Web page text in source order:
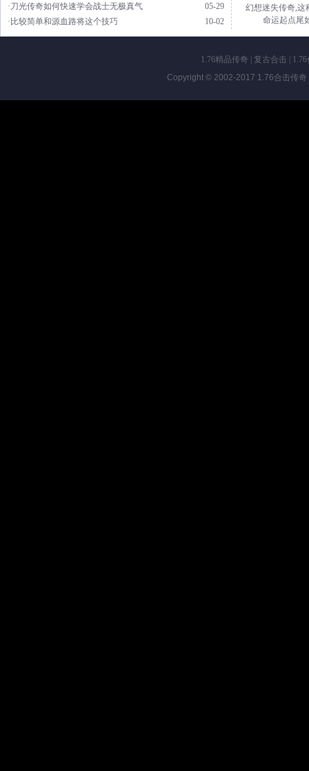
05-29
·刀光传奇如何快速学会战士无极真气
10-02
·比较简单和源血路将这个技巧
幻想迷失传奇,这
命运起点尾
1.76精品传奇 复古合击|
Copyright © 2002-2017 1.76合击传奇